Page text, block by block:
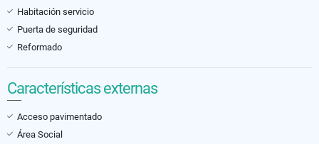
Habitación servicio
Puerta de seguridad
Reformado
Características externas
Acceso pavimentado
Área Social